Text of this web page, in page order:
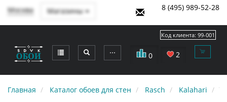
Москва Магазины 8 (495) 989-52-28
⋯ 0 2
Код клиента: 99-001
Главная Каталог обоев для стен Rasch Kalahari